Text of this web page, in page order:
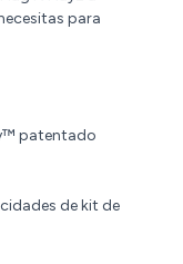
para
patentado
de kit de